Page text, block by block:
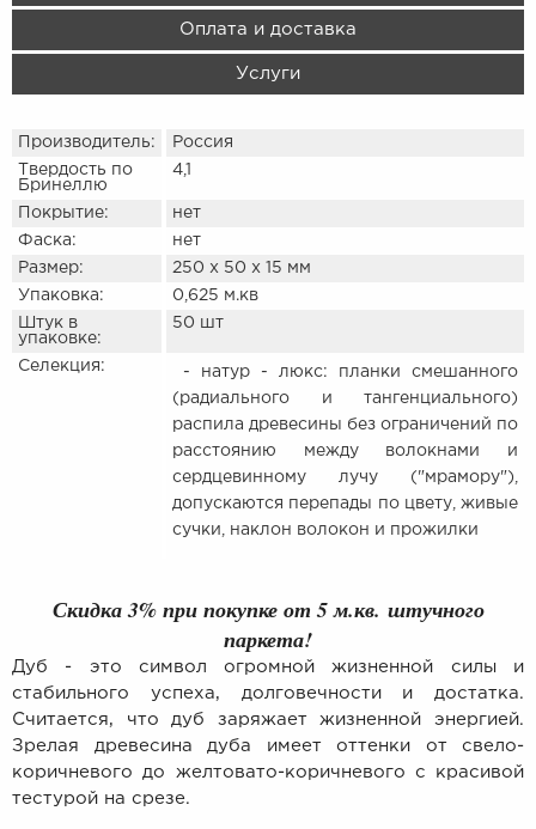
Оплата и доставка
Услуги
Производитель:
Россия
Твердость по
Бринеллю
4,1
Покрытие:
нет
Фаска:
нет
Размер:
250 х 50 х 15 мм
Упаковка:
0,625 м.кв
Штук в
упаковке:
50 шт
Селекция:
- натур - люкс: планки смешанного
(радиального и тангенциального)
распила древесины без ограничений по
расстоянию между волокнами и
сердцевинному лучу ("мрамору"),
допускаются перепады по цвету, живые
сучки, наклон волокон и прожилки
Скидка 3% при покупке от 5 м.кв. штучного
паркета!
Дуб - это символ огромной жизненной силы и
стабильного успеха, долговечности и достатка.
Считается, что дуб заряжает жизненной энергией.
Зрелая древесина дуба имеет оттенки от свело-
коричневого до желтовато-коричневого с красивой
тестурой на срезе.